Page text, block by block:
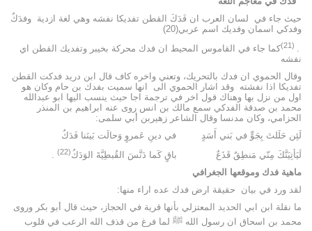
حيث جاء في لسان العرب ان فَدَكَ القطن تفديكا نفشه وهي لغة ازدية وفدَكٌ
وفدكي اسمان وفديك اسم عربي(20)
.
(21)
كما جاء في القاموس المحيط ان فدك محركة بخيبر وتفديك القطن اي
نفشه
وقال الحموي ان فدك بالتحريك، وتعني واخره كاف قال ابن دريد فدكت القطن
تفديكا اذا نفشته وقد اشار الحموي الى انها سميت بفدك بن حام وكان هو
اول من نزل بها وهناك قول اخر في ترجمة اجا حيث ينسب اليها ابو عبدالله
محمد بن صدقة الفدكي سمع مالك بن انس روى عنه ابراهيم بن المنذر
الحزامي، وكان مدنسا وقال الشاعر زهيربن أبي سلمى:
لَئِن حَلَلتَ بِجَوٍّ في بَني أَسَدٍ في دينِ عَمروٍ وَحالَت بَينَنا فَدَكُ
لَيَأتِيَنَّكَ مِنّي مَنطِقٌ قَذَعٌ باقٍ كَما دَنَّسَ القُبطِيَّةَ الوَدَكُ(22)
.
ماهية فدك وموقعها الجغرافي
لقد ورد في بيان حقيقة ارض فدك عده اراء منها:
ما نقلة ابن ابي الحديد المعتزلي بأنها قرية في الحجاز، حيث قال أبو بكر وروى
محمد بن اسحاق ان رسول الله ﷺ لما فرغ من قذف الله الرعب في قلوب